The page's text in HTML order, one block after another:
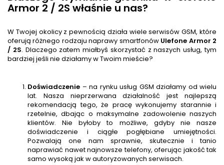
Armor 2 / 2S właśnie u nas?
W Twojej okolicy z pewnością działa wiele serwisów GSM, które
oferują różnego rodzaju naprawy smartfonów Ulefone Armor 2
/ 2S. Dlaczego zatem miałbyś skorzystać z naszych usług, tym
bardziej jeśli nie działamy w Twoim mieście?
Doświadczenie – na rynku usług GSM działamy od wielu
lat. Nasza nieprzerwana działalność jest najlepszą
rekomendacją tego, że pracę wykonujemy starannie i
rzetelnie, dbając o maksymalne zadowolenie naszych
klientów. Nie byłoby to możliwe, gdyby nie nasze
doświadczenie i ciągłe pogłębiane umiejętności.
Pozwalają one nam sprawnie, skutecznie i tanio
naprawiać nawet najnowsze telefony, oferując jakość tak
samo wysoką jak w autoryzowanych serwisach.